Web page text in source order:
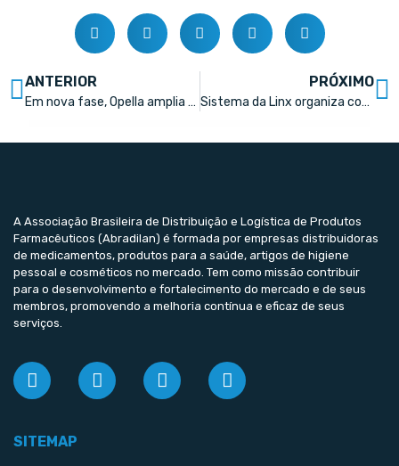
ANTERIOR
Em nova fase, Opella amplia presença nas farmácias
PRÓXIMO
Sistema da Linx organiza conciliação financeira nas farmácias
A Associação Brasileira de Distribuição e Logística de Produtos
Farmacêuticos (Abradilan) é formada por empresas distribuidoras
de medicamentos, produtos para a saúde, artigos de higiene
pessoal e cosméticos no mercado. Tem como missão contribuir
para o desenvolvimento e fortalecimento do mercado e de seus
membros, promovendo a melhoria contínua e eficaz de seus
serviços.
SITEMAP